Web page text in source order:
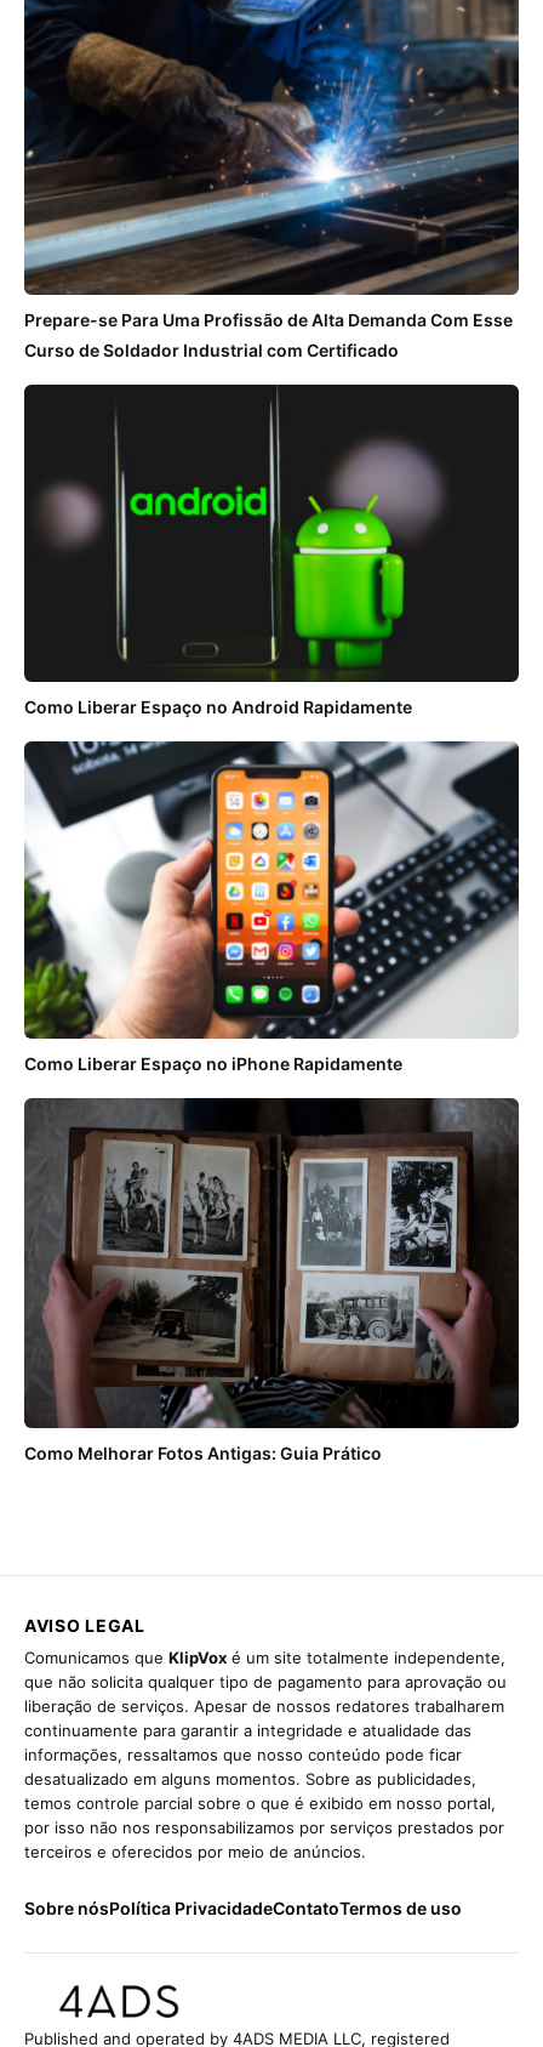
Prepare-se Para Uma Profissão de Alta Demanda Com Esse
Curso de Soldador Industrial com Certificado
Como Liberar Espaço no Android Rapidamente
Como Liberar Espaço no iPhone Rapidamente
Como Melhorar Fotos Antigas: Guia Prático
AVISO LEGAL
Comunicamos que KlipVox é um site totalmente independente,
que não solicita qualquer tipo de pagamento para aprovação ou
liberação de serviços. Apesar de nossos redatores trabalharem
continuamente para garantir a integridade e atualidade das
informações, ressaltamos que nosso conteúdo pode ficar
desatualizado em alguns momentos. Sobre as publicidades,
temos controle parcial sobre o que é exibido em nosso portal,
por isso não nos responsabilizamos por serviços prestados por
terceiros e oferecidos por meio de anúncios.
Sobre nósPolítica PrivacidadeContatoTermos de uso
Published and operated by 4ADS MEDIA LLC, registered